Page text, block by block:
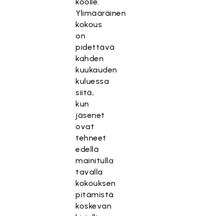
Ylimääräinen
kokous
on
pidettävä
kahden
kuukauden
kuluessa
siitä,
kun
jäsenet
ovat
tehneet
edellä
mainitulla
tavalla
kokouksen
pitämistä
koskevan